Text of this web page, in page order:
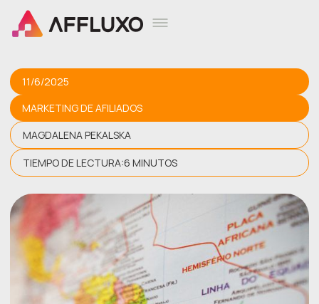
11/6/2025
MARKETING DE AFILIADOS
MAGDALENA PEKALSKA
TIEMPO DE LECTURA:6 MINUTOS